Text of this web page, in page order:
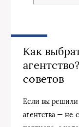
Как
советов
Если вы решили
агентства — не